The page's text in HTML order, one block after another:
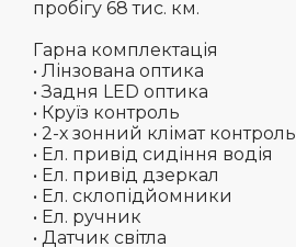
пробігу 68 тис. км.
Гарна комплектація
• Лінзована оптика
• Задня LED оптика
• Круїз контроль
• 2-х зонний клімат контроль
• Ел. привід сидіння водія
• Ел. привід дзеркал
• Ел. склопідйомники
• Ел. ручник
• Датчик світла